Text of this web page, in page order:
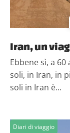
Iran, un
Ebbene sì, a
soli, in Iran, in
soli in Iran è...
Diari di viaggio